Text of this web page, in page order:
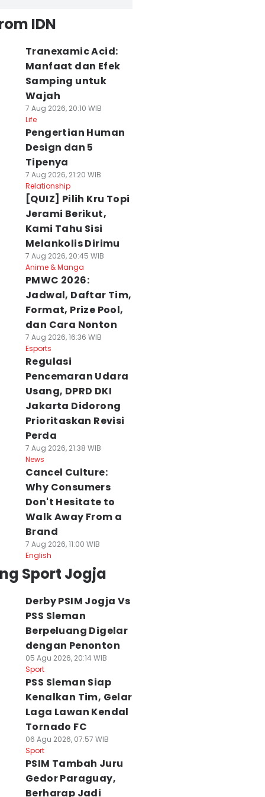
IDN
Tranexamic Acid:
Manfaat dan Efek
Samping untuk
Wajah
7 Aug 2026, 20:10 WIB
Life
Pengertian Human
Design dan 5
Tipenya
7 Aug 2026, 21:20 WIB
Relationship
[QUIZ] Pilih Kru Topi
Jerami Berikut,
Kami Tahu Sisi
Melankolis Dirimu
7 Aug 2026, 20:45 WIB
Anime & Manga
PMWC 2026:
Jadwal, Daftar Tim,
Format, Prize Pool,
dan Cara Nonton
7 Aug 2026, 16:36 WIB
Esports
Regulasi
Pencemaran Udara
Usang, DPRD DKI
Jakarta Didorong
Prioritaskan Revisi
Perda
7 Aug 2026, 21:38 WIB
News
Cancel Culture:
Why Consumers
Don't Hesitate to
Walk Away From a
Brand
7 Aug 2026, 11:00 WIB
English
Sport Jogja
Derby PSIM Jogja Vs
PSS Sleman
Berpeluang Digelar
dengan Penonton
05 Agu 2026, 20:14 WIB
Sport
PSS Sleman Siap
Kenalkan Tim, Gelar
Laga Lawan Kendal
Tornado FC
06 Agu 2026, 07:57 WIB
Sport
PSIM Tambah Juru
Gedor Paraguay,
Berharap Jadi